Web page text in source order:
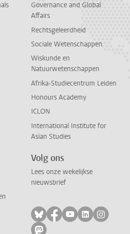
Governance and Global
Affairs
Rechtsgeleerdheid
Sociale Wetenschappen
Wiskunde en
Natuurwetenschappen
Afrika-Studiecentrum Leiden
Honours Academy
ICLON
International Institute for
Asian Studies
Volg ons
Lees onze wekelijkse
nieuwsbrief
Volg ons op bluesky
Volg ons op
Volg ons op
Volg ons
Volg
Volg ons op mastodon